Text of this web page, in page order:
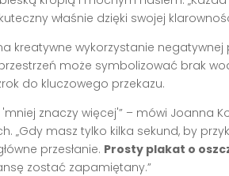
właśnie dzięki swojej
kreatywne wykorzystanie negatywnej
może symbolizować brak
do kluczowego przekazu.
znaczy więcej'” – mówi Joanna
„Gdy masz tylko kilka sekund, by
przesłanie. Prosty plakat o
zostać zapamiętany.”